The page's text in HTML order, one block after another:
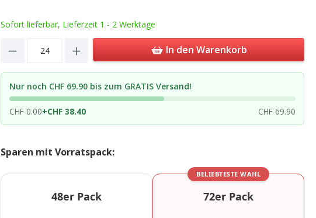
Sofort lieferbar, Lieferzeit 1 - 2 Werktage
Product Quantity: Enter the desired amount
In den Warenkorb
Nur noch CHF 69.90 bis zum GRATIS Versand!
CHF 0.00+CHF 38.40 CHF 69.90
Sparen mit Vorratspack:
48er Pack
BELIEBTESTE WAHL
72er Pack